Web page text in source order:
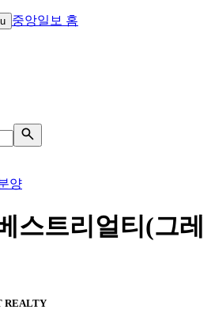
중앙일보 홈
양
스트리얼티(그레
REALTY